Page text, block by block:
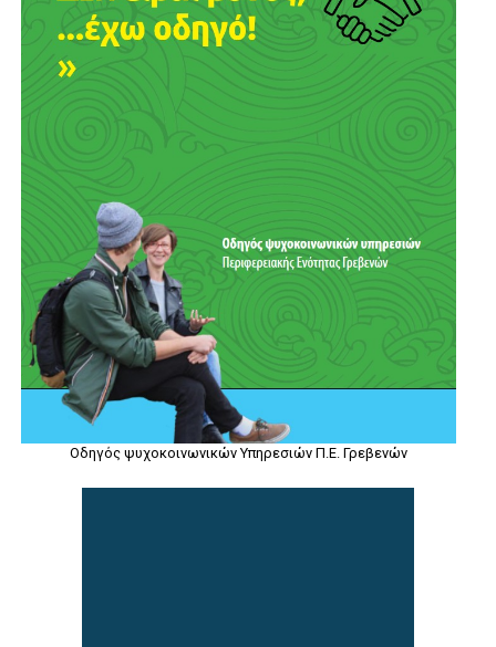
Οδηγός ψυχοκοινωνικών Υπηρεσιών Π.Ε. Γρεβενών